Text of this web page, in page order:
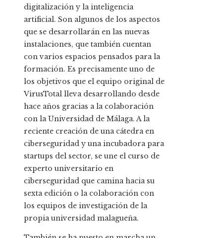
digitalización y la inteligencia
artificial. Son algunos de los aspectos
que se desarrollarán en las nuevas
instalaciones, que también cuentan
con varios espacios pensados para la
formación. Es precisamente uno de
los objetivos que el equipo original de
VirusTotal lleva desarrollando desde
hace años gracias a la colaboración
con la Universidad de Málaga. A la
reciente creación de una cátedra en
ciberseguridad y una incubadora para
startups del sector, se une el curso de
experto universitario en
ciberseguridad que camina hacia su
sexta edición o la colaboración con
los equipos de investigación de la
propia universidad malagueña.